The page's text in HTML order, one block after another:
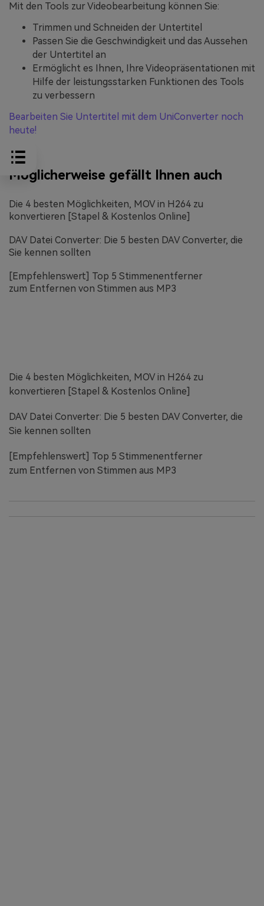
Mit den Tools zur Videobearbeitung können Sie:
Trimmen und Schneiden der Untertitel
Passen Sie die Geschwindigkeit und das Aussehen
der Untertitel an
Ermöglicht es Ihnen, Ihre Videopräsentationen mit
Hilfe der leistungsstarken Funktionen des Tools
zu verbessern
Bearbeiten Sie Untertitel mit dem UniConverter noch
heute!
Möglicherweise gefällt Ihnen auch
Die 4 besten Möglichkeiten, MOV in H264 zu
konvertieren [Stapel & Kostenlos Online]
DAV Datei Converter: Die 5 besten DAV Converter, die
Sie kennen sollten
[Empfehlenswert] Top 5 Stimmenentferner
zum Entfernen von Stimmen aus MP3
Die 4 besten Möglichkeiten, MOV in H264 zu
konvertieren [Stapel & Kostenlos Online]
DAV Datei Converter: Die 5 besten DAV Converter, die
Sie kennen sollten
[Empfehlenswert] Top 5 Stimmenentferner
zum Entfernen von Stimmen aus MP3